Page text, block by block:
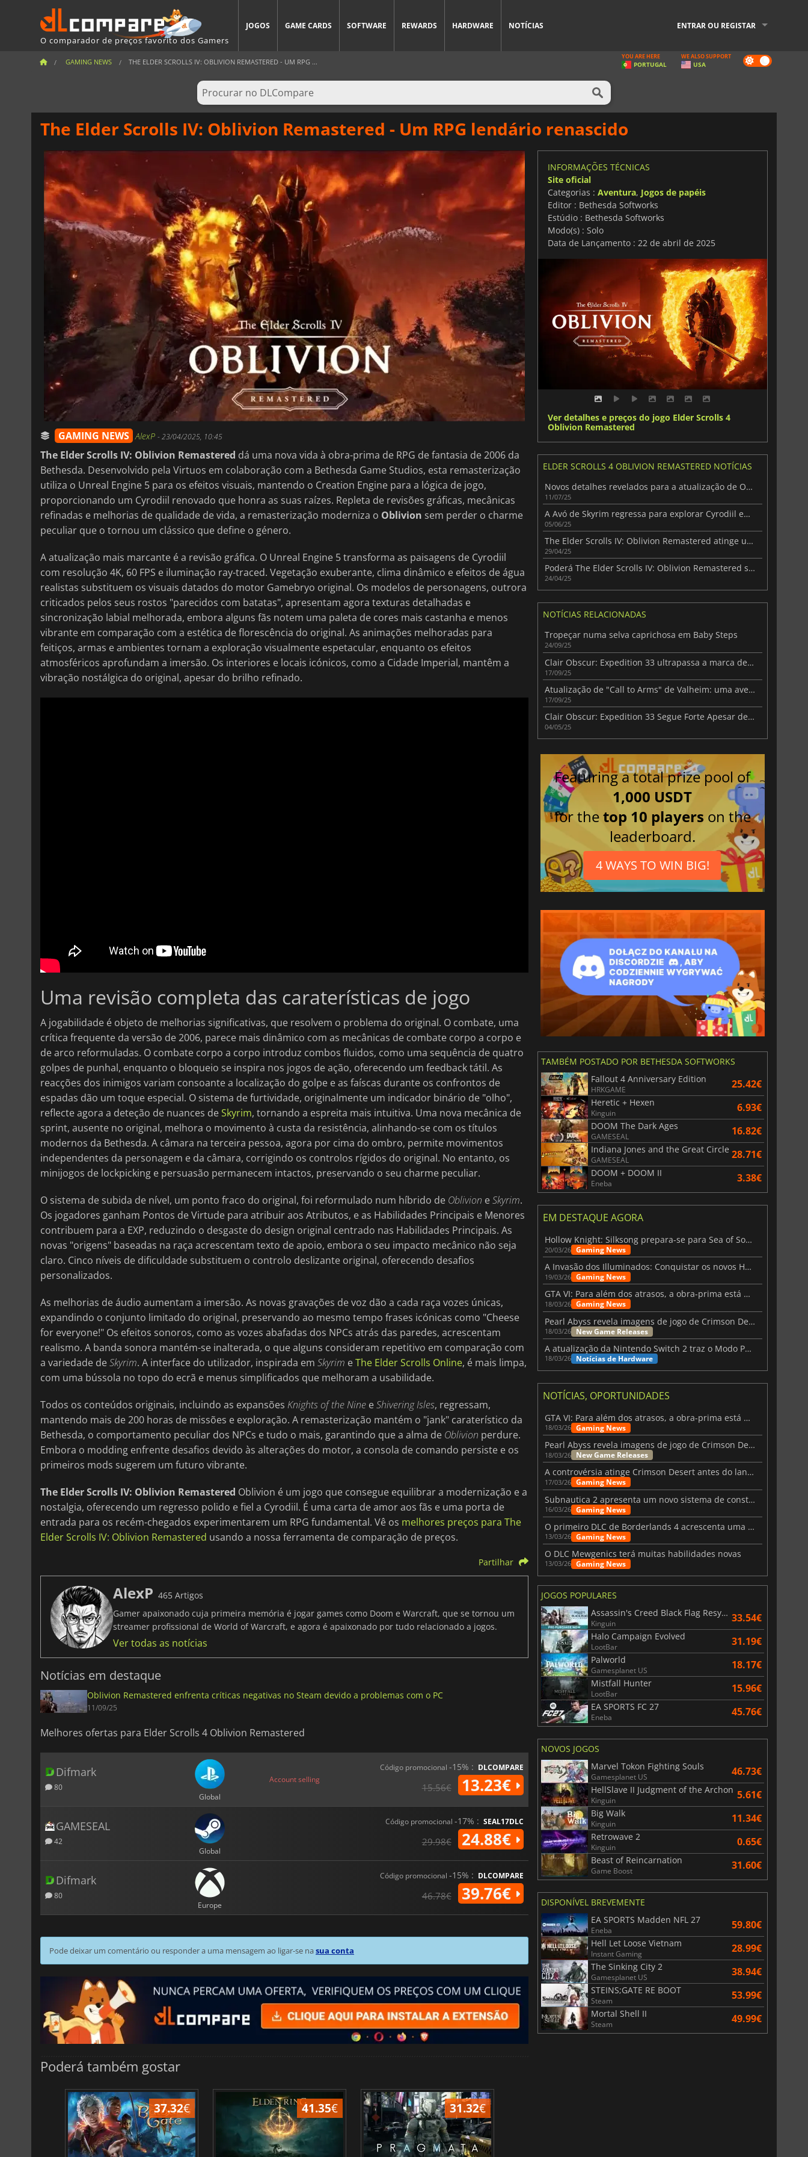
O comparador de preços favorito dos Gamers
JOGOS GAME CARDS SOFTWARE REWARDS HARDWARE NOTÍCIAS ENTRAR OU REGISTAR
GAMING NEWS THE ELDER SCROLLS IV: OBLIVION REMASTERED - UM RPG ... Dark
mode
YOU ARE HERE
PORTUGAL
WE ALSO SUPPORT
USA
The Elder Scrolls IV: Oblivion Remastered - Um RPG lendário renascido
GAMING NEWS AlexP -23/04/2025, 10:45
The Elder Scrolls IV: Oblivion Remastered dá uma nova vida à obra-prima de RPG de fantasia de 2006 da
Bethesda. Desenvolvido pela Virtuos em colaboração com a Bethesda Game Studios, esta remasterização
utiliza o Unreal Engine 5 para os efeitos visuais, mantendo o Creation Engine para a lógica de jogo,
proporcionando um Cyrodiil renovado que honra as suas raízes. Repleta de revisões gráficas, mecânicas
refinadas e melhorias de qualidade de vida, a remasterização moderniza o Oblivion sem perder o charme
peculiar que o tornou um clássico que define o género.
A atualização mais marcante é a revisão gráfica. O Unreal Engine 5 transforma as paisagens de Cyrodiil
com resolução 4K, 60 FPS e iluminação ray-traced. Vegetação exuberante, clima dinâmico e efeitos de água
realistas substituem os visuais datados do motor Gamebryo original. Os modelos de personagens, outrora
criticados pelos seus rostos "parecidos com batatas", apresentam agora texturas detalhadas e
sincronização labial melhorada, embora alguns fãs notem uma paleta de cores mais castanha e menos
vibrante em comparação com a estética de florescência do original. As animações melhoradas para
feitiços, armas e ambientes tornam a exploração visualmente espetacular, enquanto os efeitos
atmosféricos aprofundam a imersão. Os interiores e locais icónicos, como a Cidade Imperial, mantêm a
vibração nostálgica do original, apesar do brilho refinado.
Uma revisão completa das caraterísticas de jogo
A jogabilidade é objeto de melhorias significativas, que resolvem o problema do original. O combate, uma
crítica frequente da versão de 2006, parece mais dinâmico com as mecânicas de combate corpo a corpo e
de arco reformuladas. O combate corpo a corpo introduz combos fluidos, como uma sequência de quatro
golpes de punhal, enquanto o bloqueio se inspira nos jogos de ação, oferecendo um feedback tátil. As
reacções dos inimigos variam consoante a localização do golpe e as faíscas durante os confrontos de
espadas dão um toque especial. O sistema de furtividade, originalmente um indicador binário de "olho",
reflecte agora a deteção de nuances deSkyrim, tornando a espreita mais intuitiva. Uma nova mecânica de
sprint, ausente no original, melhora o movimento à custa da resistência, alinhando-se com os títulos
modernos da Bethesda. A câmara na terceira pessoa, agora por cima do ombro, permite movimentos
independentes da personagem e da câmara, corrigindo os controlos rígidos do original. No entanto, os
minijogos de lockpicking e persuasão permanecem intactos, preservando o seu charme peculiar.
O sistema de subida de nível, um ponto fraco do original, foi reformulado num híbrido de Oblivion eSkyrim.
Os jogadores ganham Pontos de Virtude para atribuir aos Atributos, e as Habilidades Principais e Menores
contribuem para a EXP, reduzindo o desgaste do design original centrado nas Habilidades Principais. As
novas "origens" baseadas na raça acrescentam texto de apoio, embora o seu impacto mecânico não seja
claro. Cinco níveis de dificuldade substituem o controlo deslizante original, oferecendo desafios
personalizados.
As melhorias de áudio aumentam a imersão. As novas gravações de voz dão a cada raça vozes únicas,
expandindo o conjunto limitado do original, preservando ao mesmo tempo frases icónicas como "Cheese
for everyone!" Os efeitos sonoros, como as vozes abafadas dos NPCs atrás das paredes, acrescentam
realismo. A banda sonora mantém-se inalterada, o que alguns consideram repetitivo em comparação com
a variedade deSkyrim. A interface do utilizador, inspirada em Skyrim eThe Elder Scrolls Online, é mais limpa,
com uma bússola no topo do ecrã e menus simplificados que melhoram a usabilidade.
Todos os conteúdos originais, incluindo as expansões Knights of the Nine eShivering Isles, regressam,
mantendo mais de 200 horas de missões e exploração. A remasterização mantém o "jank" caraterístico da
Bethesda, o comportamento peculiar dos NPCs e tudo o mais, garantindo que a alma de Oblivion perdure.
Embora o modding enfrente desafios devido às alterações do motor, a consola de comando persiste e os
primeiros mods sugerem um futuro vibrante.
The Elder Scrolls IV: Oblivion Remastered Oblivion é um jogo que consegue equilibrar a modernização e a
nostalgia, oferecendo um regresso polido e fiel a Cyrodiil. É uma carta de amor aos fãs e uma porta de
entrada para os recém-chegados experimentarem um RPG fundamental. Vê os melhores preços para The
Elder Scrolls IV: Oblivion Remastered usando a nossa ferramenta de comparação de preços.
Partilhar
AlexP 465 Artigos
Gamer apaixonado cuja primeira memória é jogar games como Doom e Warcraft, que se tornou um
streamer profissional de World of Warcraft, e agora é apaixonado por tudo relacionado a jogos.
Ver todas as notícias
Notícias em destaque
Oblivion Remastered enfrenta críticas negativas no Steam devido a problemas com o PC
11/09/25
Melhores ofertas para Elder Scrolls 4 Oblivion Remastered
Difmark
80
Global
Account selling
Código promocional -15% : DLCOMPARE
15.56€ 13.23€
GAMESEAL
42
Global
Código promocional -17% : SEAL17DLC
29.98€ 24.88€
Difmark
80
Europe
Código promocional -15% : DLCOMPARE
46.78€ 39.76€
Pode deixar um comentário ou responder a uma mensagem ao ligar-se nasua conta
Poderá também gostar
37.32€ 41.35€ 31.32€
INFORMAÇÕES TÉCNICAS
Site oficial
Categorias : Aventura, Jogos de papéis
Editor : Bethesda Softworks
Estúdio : Bethesda Softworks
Modo(s) : Solo
Data de Lançamento : 22 de abril de 2025
Ver detalhes e preços do jogo Elder Scrolls 4
Oblivion Remastered
ELDER SCROLLS 4 OBLIVION REMASTERED NOTÍCIAS
Novos detalhes revelados para a atualização de Oblivion Remaster
11/07/25
A Avó de Skyrim regressa para explorar Cyrodiil em Oblivion Remastered
05/06/25
The Elder Scrolls IV: Oblivion Remastered atinge um marco impressionante de jogadores
29/04/25
Poderá The Elder Scrolls IV: Oblivion Remastered superar Skyrim?
24/04/25
NOTÍCIAS RELACIONADAS
Tropeçar numa selva caprichosa em Baby Steps
24/09/25
Clair Obscur: Expedition 33 ultrapassa a marca de 4,4 milhões de vendas
17/09/25
Atualização de "Call to Arms" de Valheim: uma aventura viking centrada no combate
17/09/25
Clair Obscur: Expedition 33 Segue Forte Apesar de Oblivion Remastered
04/05/25
Featuring a total prize pool of
1,000 USDT
for thetop 10 players on the
leaderboard.
4 WAYS TO WIN BIG!
TAMBÉM POSTADO POR BETHESDA SOFTWORKS
Fallout 4 Anniversary Edition
HRKGAME 25.42€
Heretic + Hexen
Kinguin 6.93€
DOOM The Dark Ages
GAMESEAL 16.82€
Indiana Jones and the Great Circle
GAMESEAL 28.71€
DOOM + DOOM II
Eneba 3.38€
EM DESTAQUE AGORA
Hollow Knight: Silksong prepara-se para Sea of Sorrow com um patch
20/03/26 Gaming News
A Invasão dos Illuminados: Conquistar os novos Helldivers 2 Atualização!
19/03/26 Gaming News
GTA VI: Para além dos atrasos, a obra-prima está quase a chegar
18/03/26 Gaming News
Pearl Abyss revela imagens de jogo de Crimson Desert para a PS5
18/03/26 New Game Releases
A atualização da Nintendo Switch 2 traz o Modo Portátil aos jogos mais antigos da Switch
18/03/26 Notícias de Hardware
NOTÍCIAS, OPORTUNIDADES
GTA VI: Para além dos atrasos, a obra-prima está quase a chegar
18/03/26 Gaming News
Pearl Abyss revela imagens de jogo de Crimson Desert para a PS5
18/03/26 New Game Releases
A controvérsia atinge Crimson Desert antes do lançamento
17/03/26 Gaming News
Subnautica 2 apresenta um novo sistema de construção de bases
16/03/26 Gaming News
O primeiro DLC de Borderlands 4 acrescenta uma nova personagem e muito mais
13/03/26 Gaming News
O DLC Mewgenics terá muitas habilidades novas
13/03/26 Gaming News
JOGOS POPULARES
Assassin's Creed Black Flag Resynced
Kinguin 33.54€
Halo Campaign Evolved
LootBar 31.19€
Palworld
Gamesplanet US 18.17€
Mistfall Hunter
LootBar 15.96€
EA SPORTS FC 27
Eneba 45.76€
NOVOS JOGOS
Marvel Tokon Fighting Souls
Gamesplanet US 46.73€
HellSlave II Judgment of the Archon
Kinguin 5.61€
Big Walk
Kinguin 11.34€
Retrowave 2
Kinguin 0.65€
Beast of Reincarnation
Game Boost 31.60€
DISPONÍVEL BREVEMENTE
EA SPORTS Madden NFL 27
Eneba 59.80€
Hell Let Loose Vietnam
Instant Gaming 28.99€
The Sinking City 2
Gamesplanet US 38.94€
STEINS;GATE RE BOOT
Steam 53.99€
Mortal Shell II
Steam 49.99€